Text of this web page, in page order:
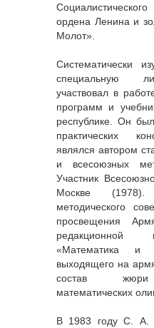
ордена Ленина и
Молот».
Систематически
специальную
участвовал в
программ и
республике. Он
практических
являлся автором
и всесоюзных
Участник
Москве
методического
просвещения
редакционной
«Математика и
выходящего на
состав жюри
математических
В 1983 году С. А.